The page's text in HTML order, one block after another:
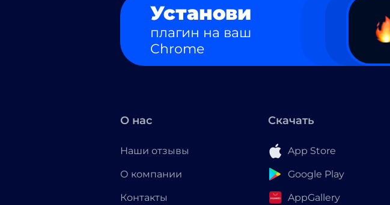
Установи
плагин на ваш
Chrome
О нас
Наши отзывы
О компании
Контакты
Скачать
App Store
Google Play
AppGallery